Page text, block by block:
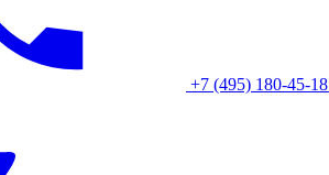
+7 (495) 180-45-18